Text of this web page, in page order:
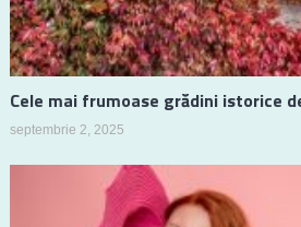
Cele mai frumoase grădini istorice
septembrie 2, 2025